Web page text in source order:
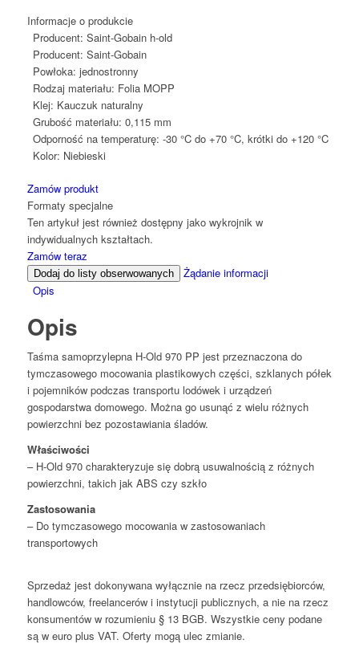
Informacje o produkcie
Producent: Saint-Gobain h-old
Producent: Saint-Gobain
Powłoka: jednostronny
Rodzaj materiału: Folia MOPP
Klej: Kauczuk naturalny
Grubość materiału: 0,115 mm
Odporność na temperaturę: -30 °C do +70 °C, krótki do +120 °C
Kolor: Niebieski
Zamów produkt
Formaty specjalne
Ten artykuł jest również dostępny jako wykrojnik w
indywidualnych kształtach.
Zamów teraz
Dodaj do listy obserwowanych
Żądanie informacji
Opis
Opis
Taśma samoprzylepna H-Old 970 PP jest przeznaczona do
tymczasowego mocowania plastikowych części, szklanych półek
i pojemników podczas transportu lodówek i urządzeń
gospodarstwa domowego. Można go usunąć z wielu różnych
powierzchni bez pozostawiania śladów.
Właściwości
– H-Old 970 charakteryzuje się dobrą usuwalnością z różnych
powierzchni, takich jak ABS czy szkło
Zastosowania
– Do tymczasowego mocowania w zastosowaniach
transportowych
Sprzedaż jest dokonywana wyłącznie na rzecz przedsiębiorców,
handlowców, freelancerów i instytucji publicznych, a nie na rzecz
konsumentów w rozumieniu § 13 BGB. Wszystkie ceny podane
są w euro plus VAT. Oferty mogą ulec zmianie.